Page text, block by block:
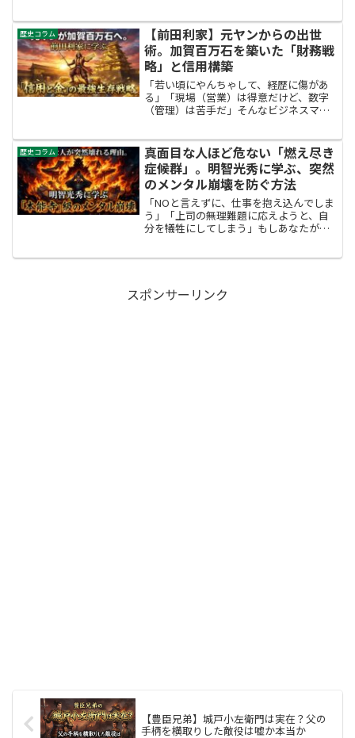
立ち向かい、最強の解決策を出したリー
ダーがいます。戦国最強の...
歴史コラム
【前田利家】元ヤンからの出世
術。加賀百万石を築いた「財務戦
略」と信用構築
「若い頃にやんちゃして、経歴に傷があ
る」「現場（営業）は得意だけど、数字
（管理）は苦手だ」そんなビジネスマン
いえ）】です。彼は若い頃、派手な格好
をして暴れ回る「傾奇者...
歴史コラム
真面目な人ほど危ない「燃え尽き
症候群」。明智光秀に学ぶ、突然
のメンタル崩壊を防ぐ方法
「NOと言えずに、仕事を抱え込んでしま
う」「上司の無理難題に応えようと、自
分を犠牲にしてしまう」もしあなたが、
スポンサーリンク
【豊臣兄弟】城戸小左衛門は実在？父の
手柄を横取りした敵役は嘘か本当か